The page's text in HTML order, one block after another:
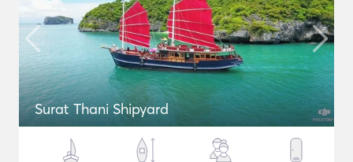
Surat Thani Shipyard